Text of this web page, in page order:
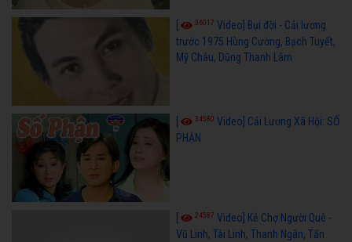
36017 Video] Bụi đời - Cải lương
trước 1975 Hùng Cường, Bạch Tuyết,
Mỹ Châu, Dũng Thanh Lâm
34580 Video] Cải Lương Xã Hội: SỐ
PHẬN
24587 Video] Kẻ Chợ Người Quê -
Vũ Linh, Tài Linh, Thanh Ngân, Tấn